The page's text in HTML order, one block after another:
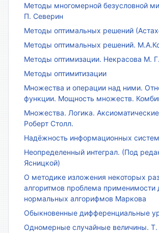
Методы многомерной безусловной
П. Северин
Методы оптимальных решений
Методы оптимальных решений.
Методы оптимизации. Некрасова М. Г.
Методы оптимитизации
Множества и операции над ними.
функции. Мощность множеств.
Множества. Логика.
Роберт Столл.
Надёжность информационных систем
Неопределенный интеграл. (Под
Ясницкой)
О методике изложения некоторых
алгоритмов проблема применимости
нормальных алгорифмов Маркова
Обыкновенные дифференциальные
Одномерные случайные величины.